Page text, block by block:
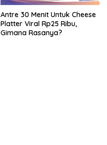
Antre 30 Menit Untuk Cheese
Platter Viral Rp25 Ribu,
Gimana Rasanya?